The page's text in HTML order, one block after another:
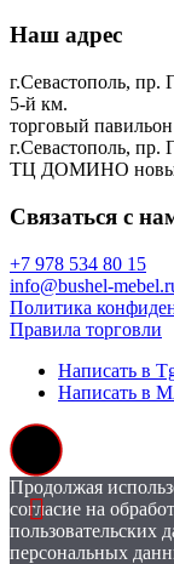
Наш адрес
г.Севастополь,
5-й км.
торговый
г.Севастополь, пр.
ТЦ ДОМИНО новый
Связаться с
+7 978 534 80 15
info@bushel-
Политика
Правила торговли
Написать в
Написать в
Продолжая
согласие на
пользовательских
персональных